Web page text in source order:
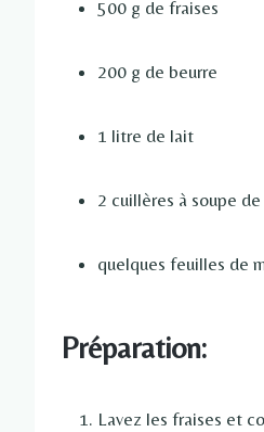
500 g de fraises
200 g de beurre
1 litre de lait
2 cuillères à soupe de
quelques feuilles de
Préparation:
Lavez les fraises et